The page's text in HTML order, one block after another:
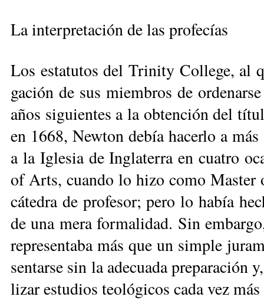
La in­ter­pre­ta­ción de las pro­fe­cías
Los es­ta­tu­tos del Tri­nity Co­lle­ge, al
ga­ción de sus miem­bros de
años si­guien­tes a la ob­ten­ción del
en 1668, New­ton de­bía ha­cer­lo a
a la Igle­sia de In­gla­te­rra en cua­tro
of Arts, cuan­do lo hi­zo como
cá­te­dra de pro­fe­sor; pe­ro lo ha­bía
de una me­ra for­ma­li­dad. Sin
re­pre­sen­ta­ba más que un sim­ple
sen­tar­se sin la ade­cua­da pre­pa­ra­ción
li­zar es­tu­dios teo­ló­gi­cos ca­da vez